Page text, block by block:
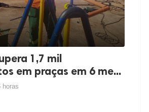
1,7 mil
em praças em 6 me...
horas